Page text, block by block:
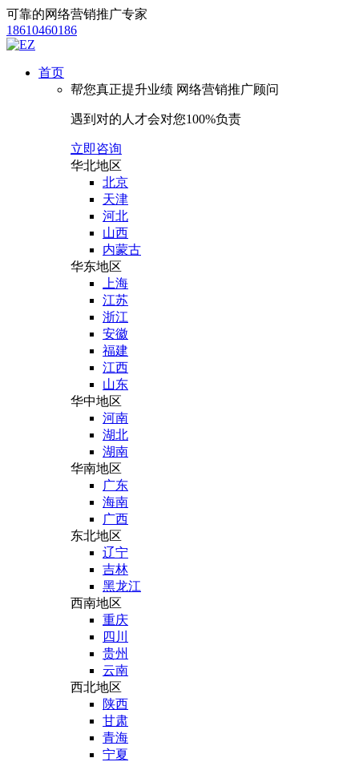
可靠的网络营销推广专家
18610460186
首页
帮您真正提升业绩 网络营销推广顾问
遇到对的人才会对您100%负责
立即咨询
华北地区
北京
天津
河北
山西
内蒙古
华东地区
上海
江苏
浙江
安徽
福建
江西
山东
华中地区
河南
湖北
湖南
华南地区
广东
海南
广西
东北地区
辽宁
吉林
黑龙江
西南地区
重庆
四川
贵州
云南
西北地区
陕西
甘肃
青海
宁夏